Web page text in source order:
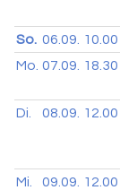
So. 06.09. 10.00
Mo. 07.09. 18.30
Di.
08.09. 12.00
Mi.
09.09. 12.00